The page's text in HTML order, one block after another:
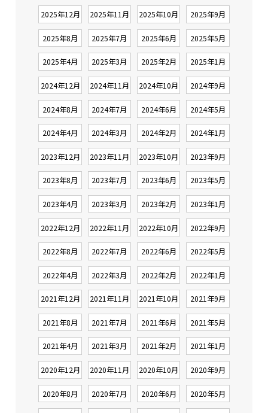
2025年12月 2025年11月 2025年10月 2025年9月
2025年8月 2025年7月 2025年6月 2025年5月
2025年4月 2025年3月 2025年2月 2025年1月
2024年12月 2024年11月 2024年10月 2024年9月
2024年8月 2024年7月 2024年6月 2024年5月
2024年4月 2024年3月 2024年2月 2024年1月
2023年12月 2023年11月 2023年10月 2023年9月
2023年8月 2023年7月 2023年6月 2023年5月
2023年4月 2023年3月 2023年2月 2023年1月
2022年12月 2022年11月 2022年10月 2022年9月
2022年8月 2022年7月 2022年6月 2022年5月
2022年4月 2022年3月 2022年2月 2022年1月
2021年12月 2021年11月 2021年10月 2021年9月
2021年8月 2021年7月 2021年6月 2021年5月
2021年4月 2021年3月 2021年2月 2021年1月
2020年12月 2020年11月 2020年10月 2020年9月
2020年8月 2020年7月 2020年6月 2020年5月